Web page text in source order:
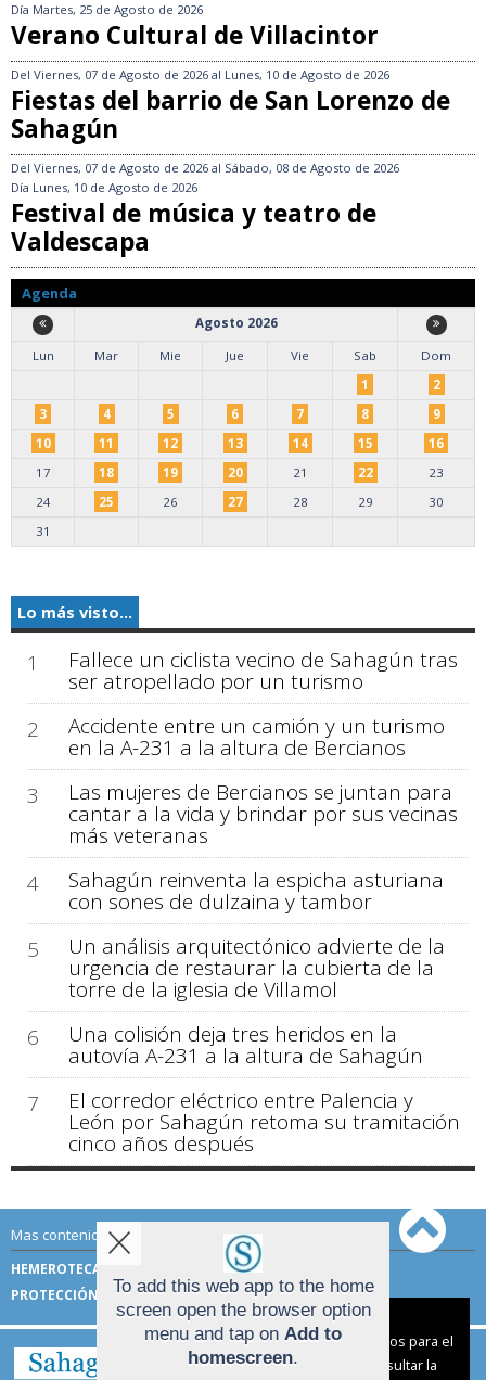
Día Martes, 25 de Agosto de 2026
Verano Cultural de Villacintor
Del Viernes, 07 de Agosto de 2026 al Lunes, 10 de Agosto de 2026
Fiestas del barrio de San Lorenzo de
Sahagún
Del Viernes, 07 de Agosto de 2026 al Sábado, 08 de Agosto de 2026
Día Lunes, 10 de Agosto de 2026
Festival de música y teatro de
Valdescapa
Agenda
Agosto 2026
Lun
Mar Mie Jue Vie Sab
Dom
1
2
3
4 5 6 7 8
9
10
11 12 13 14 15
16
17
18 19 20 21 22
23
24
25 26 27 28 29
30
31
Lo más visto...
1 Fallece un ciclista vecino de Sahagún tras
ser atropellado por un turismo
2
Accidente entre un camión y un turismo
en la A-231 a la altura de Bercianos
3
Las mujeres de Bercianos se juntan para
cantar a la vida y brindar por sus vecinas
más veteranas
4
Sahagún reinventa la espicha asturiana
con sones de dulzaina y tambor
5
Un análisis arquitectónico advierte de la
urgencia de restaurar la cubierta de la
torre de la iglesia de Villamol
6
Una colisión deja tres heridos en la
autovía A-231 a la altura de Sahagún
7
El corredor eléctrico entre Palencia y
León por Sahagún retoma su tramitación
cinco años después
Mas contenido de Sahagún Digital:
HEMEROTECA
TÉRMINOS DE USO
PROTECCIÓN DE DATOSTo add this web app to the home
screen open the browser option
menu and tap on Add to
homescreen.
Aviso sobre el Uso de cookies:
Utilizamos cookies nuestras y de terceros para el
funcionamiento del digital. Puedes consultar la